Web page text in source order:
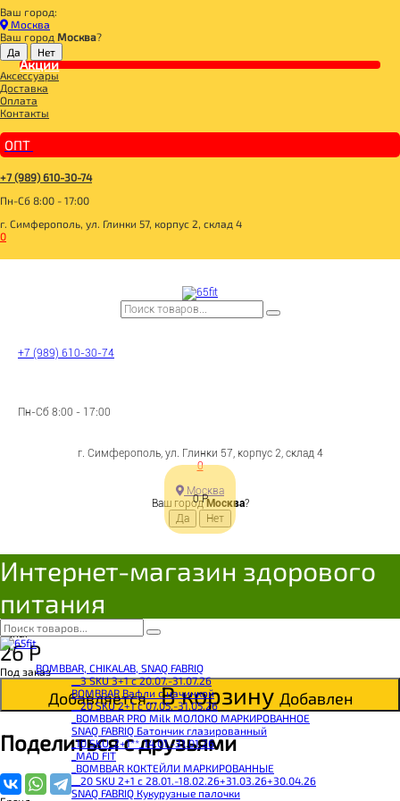
Ваш город:
Москва
Ваш город Москва?
Акции
Аксессуары
Доставка
Оплата
Контакты
ОПТ
+7 (989) 610-30-74
Пн-Сб 8:00 - 17:00
г. Симферополь, ул. Глинки 57, корпус 2, склад 4
0
+7 (989) 610-30-74
Пн-Сб 8:00 - 17:00
г. Симферополь, ул. Глинки 57, корпус 2, склад 4
0
0Р
Москва
Ваш городМосква?
Интернет-магазин здорового
питания
BOMBBAR, CHIKALAB, SNAQ FABRIQ
__3 SKU 3+1 с 20.07.-31.07.26
BOMBBAR Вафли с начинкой
__20 SKU 2+1 с 07.05.-31.05.26
_BOMBBAR PRO Milk МОЛОКО МАРКИРОВАННОЕ
SNAQ FABRIQ Батончик глазированный
_10 SKU_2+1**_14.01.-31.01.26
_MAD FIT
_BOMBBAR КОКТЕЙЛИ МАРКИРОВАННЫЕ
__20 SKU 2+1 с 28.01.-18.02.26+31.03.26+30.04.26
SNAQ FABRIQ Кукурузные палочки
Главная
ДЛЯ ЗДОРОВОГО ПИТАНИЯ
БАКАЛЕЯ
ХЛЕБЦЫ, ХЛЕБ
ДИАДАР Хлебцы хрустящие Мультизлаковые 100г
ДИАДАР Хлебцы
хрустящие
Мультизлаковые 100г
4607061252285
Цена:
26Р
Под заказ
Добавляется...В корзину Добавлен
Поделиться с друзьями